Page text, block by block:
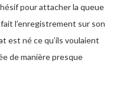
pour attacher la queue
l’enregistrement sur son
est né ce qu’ils voulaient
de manière presque